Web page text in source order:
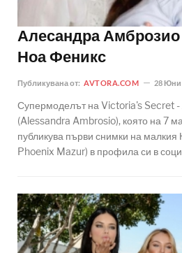
Алесандра Амброзио
Ноа Феникс
Публикувана от: AVTORA.COM 28 Юни
Супермоделът на Victoria's Secret
(Alessandra Ambrosio), която на 7
публикува първи снимки на
Phoenix Mazur) в профила си в